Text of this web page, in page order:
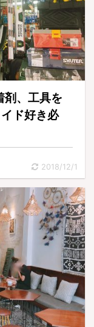
剤、工具を
ド好き必
2018/12/1